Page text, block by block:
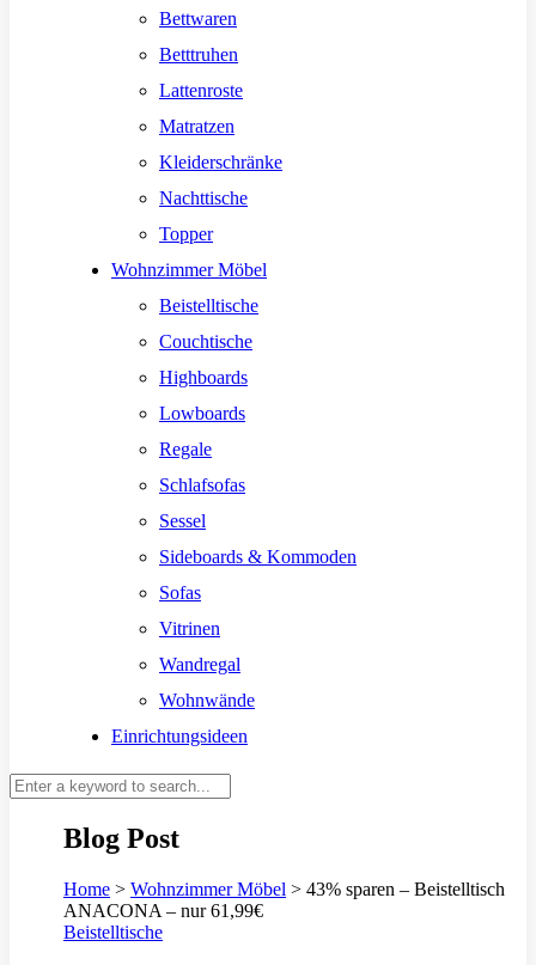
Bettwaren
Betttruhen
Lattenroste
Matratzen
Kleiderschränke
Nachttische
Topper
Wohnzimmer Möbel
Beistelltische
Couchtische
Highboards
Lowboards
Regale
Schlafsofas
Sessel
Sideboards & Kommoden
Sofas
Vitrinen
Wandregal
Wohnwände
Einrichtungsideen
Blog Post
Home > Wohnzimmer Möbel > 43% sparen – Beistelltisch
ANACONA – nur 61,99€
Beistelltische